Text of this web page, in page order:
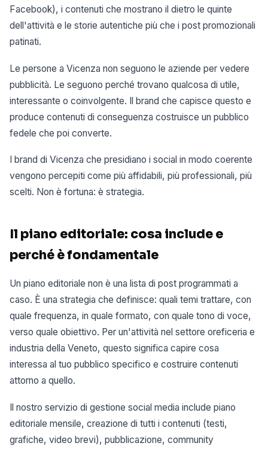
Facebook), i contenuti che mostrano il dietro le quinte
dell'attività e le storie autentiche più che i post promozionali
patinati.
Le persone a Vicenza non seguono le aziende per vedere
pubblicità. Le seguono perché trovano qualcosa di utile,
interessante o coinvolgente. Il brand che capisce questo e
produce contenuti di conseguenza costruisce un pubblico
fedele che poi converte.
I brand di Vicenza che presidiano i social in modo coerente
vengono percepiti come più affidabili, più professionali, più
scelti. Non è fortuna: è strategia.
Il piano editoriale: cosa include e
perché è fondamentale
Un piano editoriale non è una lista di post programmati a
caso. È una strategia che definisce: quali temi trattare, con
quale frequenza, in quale formato, con quale tono di voce,
verso quale obiettivo. Per un'attività nel settore oreficeria e
industria della Veneto, questo significa capire cosa
interessa al tuo pubblico specifico e costruire contenuti
attorno a quello.
Il nostro servizio di gestione social media include piano
editoriale mensile, creazione di tutti i contenuti (testi,
grafiche, video brevi), pubblicazione, community